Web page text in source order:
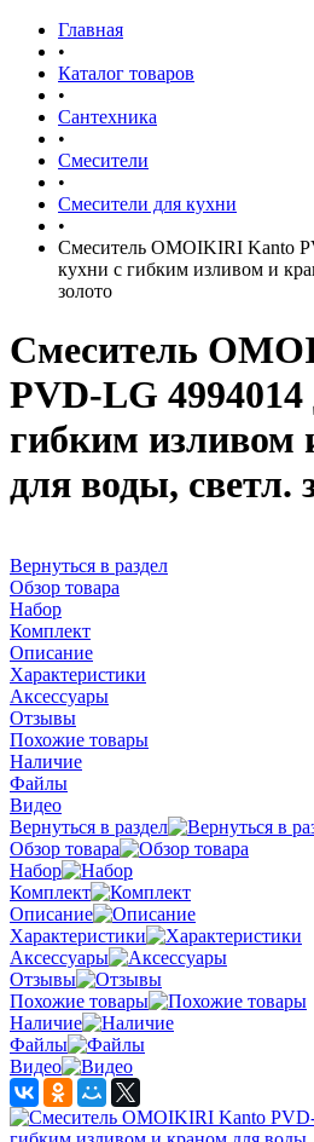
Главная
•
Каталог товаров
•
Сантехника
•
Смесители
•
Смесители для кухни
•
Смеситель OMOIKIRI Kanto
кухни с гибким изливом и
золото
Смеситель
PVD-LG 4994014
гибким изливом
для воды, светл.
Вернуться в раздел
Обзор товара
Набор
Комплект
Описание
Характеристики
Аксессуары
Отзывы
Похожие товары
Наличие
Файлы
Видео
Вернуться в раздел
Обзор товара
Набор
Комплект
Описание
Характеристики
Аксессуары
Отзывы
Похожие товары
Наличие
Файлы
Видео